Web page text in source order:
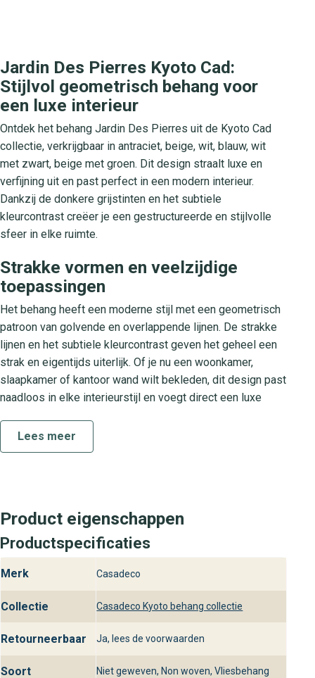
Jardin Des Pierres Kyoto Cad:
Stijlvol geometrisch behang voor
een luxe interieur
Ontdek het behang Jardin Des Pierres uit de Kyoto Cad
collectie, verkrijgbaar in antraciet, beige, wit, blauw, wit
met zwart, beige met groen. Dit design straalt luxe en
verfijning uit en past perfect in een modern interieur.
Dankzij de donkere grijstinten en het subtiele
kleurcontrast creëer je een gestructureerde en stijlvolle
sfeer in elke ruimte.
Strakke vormen en veelzijdige
toepassingen
Het behang heeft een moderne stijl met een geometrisch
patroon van golvende en overlappende lijnen. De strakke
lijnen en het subtiele kleurcontrast geven het geheel een
strak en eigentijds uiterlijk. Of je nu een woonkamer,
slaapkamer of kantoor wand wilt bekleden, dit design past
naadloos in elke interieurstijl en voegt direct een luxe
Exclusief uit de Kyoto Cad collectie
ontwikkeld om een harmonieus geheel te vormen met
andere kleuren en patronen uit de collectie. Combineer
verschillende varianten voor een speels effect of kies
één kleurvariant voor een rustige wandbekleding.
Praktische kenmerken
Het behang is vervaardigd van sterk vlies materiaal dat
Dankzij de plakmethode met lijm op de muur aanbrengen
Lees meer
Product eigenschappen
Productspecificaties
Merk Casadeco
Collectie Casadeco Kyoto behang collectie
Retourneerbaar Ja, lees de voorwaarden
Soort Niet geweven, Non woven, Vliesbehang